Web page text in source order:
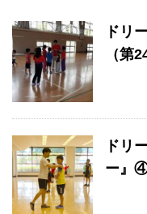
ドリ
（第
ドリ
ー』